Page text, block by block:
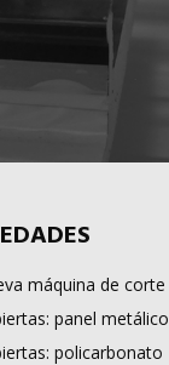
máquina de corte
panel metálico
policarbonato